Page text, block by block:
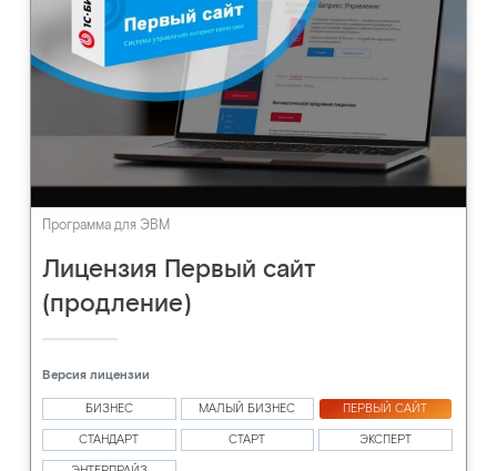
Программа для ЭВМ
Лицензия Первый сайт
(продление)
Версия лицензии
БИЗНЕС МАЛЫЙ БИЗНЕС
ПЕРВЫЙ САЙТ
СТАНДАРТ
СТАРТ
ЭКСПЕРТ